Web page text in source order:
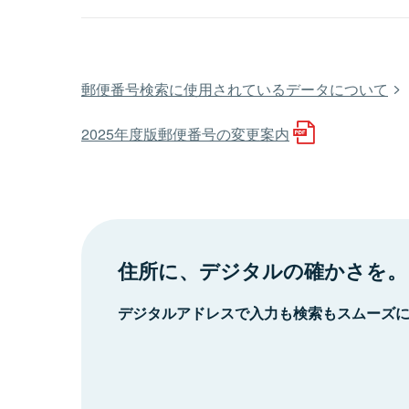
郵便番号検索に使用されているデータについて
2025年度版郵便番号の変更案内
住所に、デジタルの確かさを。
デジタルアドレスで入力も検索もスムーズ